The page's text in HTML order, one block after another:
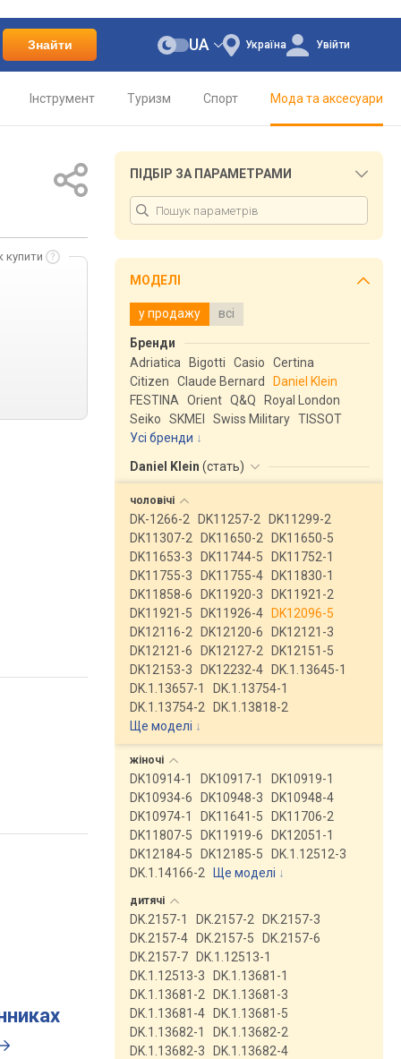
Знайти Україна
UA Увійти
Інструмент Туризм Спорт Мода та аксесуари
купити
ПІДБІР ЗА ПАРАМЕТРАМИ
МОДЕЛІ
у продажу всі
Бренди
Adriatica
Bigotti Casio
Certina
Citizen
Claude Bernard
Daniel Klein
FESTINA
Orient Q&Q
Royal London
Seiko
SKMEI Swiss Military TISSOT
Усі бренди
Daniel Klein (стать)
чоловічі
DK-1266-2 DK11257-2
DK11299-2
DK11307-2
DK11650-2
DK11650-5
DK11653-3
DK11744-5
DK11752-1
DK11755-3
DK11755-4
DK11830-1
DK11858-6
DK11920-3
DK11921-2
DK11921-5
DK11926-4
DK12096-5
DK12116-2
DK12120-6
DK12121-3
DK12121-6
DK12127-2
DK12151-5
DK12153-3
DK12232-4
DK.1.13645-1
DK.1.13657-1
DK.1.13754-1
DK.1.13754-2
DK.1.13818-2
Ще моделі ↓
жіночі
DK10914-1 DK10917-1
DK10919-1
DK10934-6
DK10948-3
DK10948-4
DK10974-1
DK11641-5
DK11706-2
DK11807-5
DK11919-6
DK12051-1
DK12184-5
DK12185-5
DK.1.12512-3
DK.1.14166-2
Ще моделі ↓
дитячі
DK.2157-1 DK.2157-2
DK.2157-3
DK.2157-4
DK.2157-5
DK.2157-6
DK.2157-7
DK.1.12513-1
DK.1.12513-3
DK.1.13681-1
DK.1.13681-2
DK.1.13681-3
DK.1.13681-4
DK.1.13681-5
DK.1.13682-1
DK.1.13682-2
DK.1.13682-3
DK.1.13682-4